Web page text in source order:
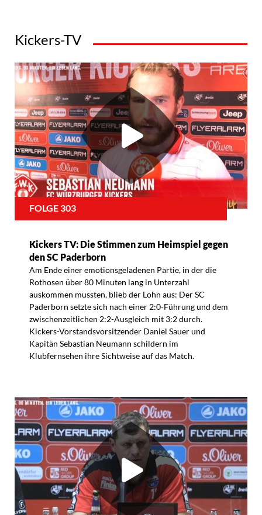
Kickers-TV
FOLGE 303
Kickers TV: Die Stimmen zum Heimspiel gegen
den SC Paderborn
Am Ende einer emotionsgeladenen Partie, in der die
Rothosen über 80 Minuten lang in Unterzahl
auskommen mussten, blieb der Lohn aus: Der SC
Paderborn setzte sich nach einer 2:0-Führung und dem
zwischenzeitlichen 2:2-Ausgleich mit 3:2 durch.
Kickers-Vorstandsvorsitzender Daniel Sauer und
Kapitän Sebastian Neumann schildern im
Klubfernsehen ihre Sichtweise auf das Match.